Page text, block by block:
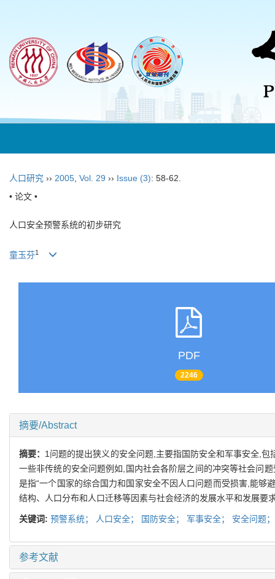
人口研究 ›› 2005 Vol. 29 ›› Issue (3): 58-62.
• 论文 •
人口安全预警系统的初步研究
童玉芬1
PDF
2246
摘要/Abstract
摘要： 1问题的提出狭义的安全问题,主要指国防安全和军事安全,
一些非传统的安全问题例如,国内社会各阶层之间的冲突等社会问
是指“一个国家的综合国力和国家安全不因人口问题而受损害,能
结构、人口分布和人口迁移等因素与社会经济的发展水平和发展要
关键词: 预警系统； 人口安全； 国防安全； 军事安全； 安全问题
参考文献